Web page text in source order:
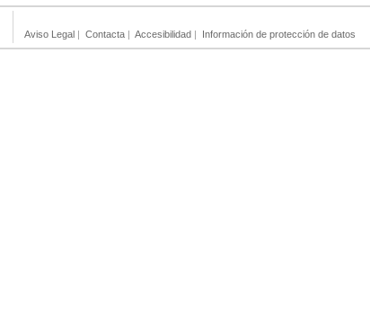
Aviso Legal | Contacta | Accesibilidad | Información de protección de datos